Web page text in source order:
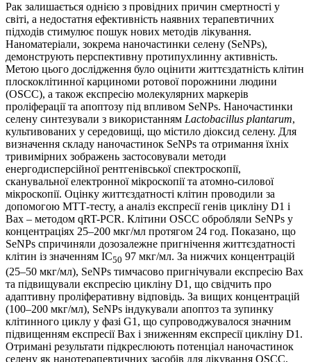
Рак залишається однією з провідних причин смертності у
світі, а недостатня ефектив­ність наявних терапевтичних
підходів стимулює пошук нових методів лікування.
Наноматеріали, зокрема наночастинки селену (SeNPs),
демонструють перспективну протипухлинну активність.
Метою цього дослідження було оцінити життєздатність клітин
плоскоклітинної карциноми ротової порожнини людини
(OSCC), а також експресію молекулярних маркерів
проліферації та апоптозу під впливом SeNPs. Наночастинки
селену синтезували з використанням Lactobacillus plantarum,
культивованих у середовищі, що містило діоксид селену. Для
визначення складу наночастинок SeNPs та отримання їхніх
тривимірних зображень застосовували методи
енергодисперсійної рентгенівської спектроскопії,
сканувальної електронної мікроскопії та атомно-силової
мікроскопії. Оцінку життєздатності клітин проводили за
допомогою МТТ-тесту, а аналіз експресії генів цикліну D1 і
Bax – методом qRT-PCR. Клітини OSCC обробляли SeNPs у
концентраціях 25–200 мкг/мл протягом 24 год. Показано, що
SeNPs спричиняли дозозалежне пригнічення життєздатності
клітин із значенням IC50 97 мкг/мл. За нижчих концентрацій
(25–50 мкг/мл), SeNPs тимчасово пригнічували експресію Bax
та підвищували експресію цикліну D1, що свідчить про
адаптивну проліферативну відповідь. За вищих концентрацій
(100–200 мкг/мл), SeNPs індукували апоптоз та зупинку
клітинного циклу у фазі G1, що супроводжувалося значним
підвищенням експресії Bax і зниженням експресії цикліну D1.
Отримані результати підкреслюють потенціал наночастинок
селену як нанотерапевтичних засобів для лікування OSCC.